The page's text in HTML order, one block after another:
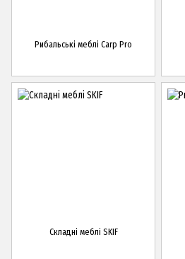
Рибальські меблі Carp Pro
Складні меблі SKIF